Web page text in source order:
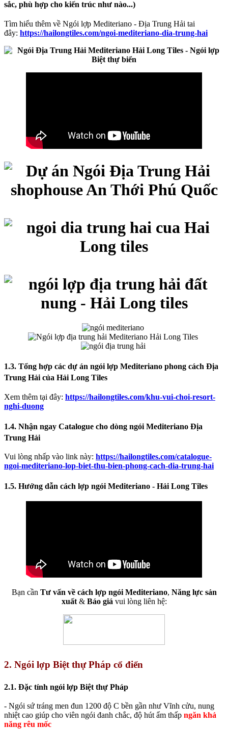
sắc, phù hợp cho kiến trúc như nào...)
Tìm hiểu thêm về Ngói lợp Mediteriano - Địa Trung Hải tai
đây: https://hailongtiles.com/ngoi-mediteriano-dia-trung-hai
1.3. Tổng hợp các dự án ngói lợp Mediteriano phong cách Địa
Trung Hải của Hải Long Tiles
Xem thêm tại đây: https://hailongtiles.com/khu-vui-choi-resort-
nghi-duong
1.4. Nhận ngay Catalogue cho dòng ngói Mediteriano Địa
Trung Hải
Vui lòng nhấp vào link này: https://hailongtiles.com/catalogue-
ngoi-mediteriano-lop-biet-thu-bien-phong-cach-dia-trung-hai
1.5. Hướng dẫn cách lợp ngói Mediteriano - Hải Long Tiles
Bạn cần Tư vấn về cách lợp ngói Mediteriano, Năng lực sản
xuất& Báo giá vui lòng liên hệ:
2. Ngói lợp Biệt thự Pháp cổ điển
2.1. Đặc tính ngói lợp Biệt thự Pháp
- Ngói sứ tráng men đun 1200 độ C bền gần như Vĩnh cửu, nung
nhiệt cao giúp cho viên ngói đanh chắc, độ hút ẩm thấp ngăn khả
năng rêu mốc